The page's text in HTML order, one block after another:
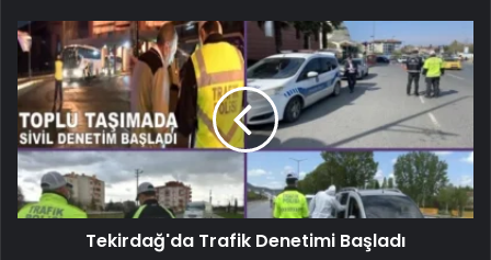
Tekirdağ'da Trafik Denetimi Başladı